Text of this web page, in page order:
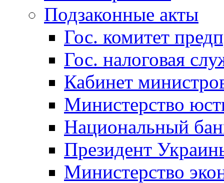
Подзаконные акты
Гос. комитет
Гос. налоговая
Кабинет
Министерство
Национальный
Президент
Министерство